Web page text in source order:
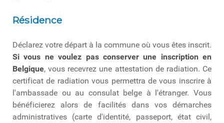
Résidence
Déclarez votre départ à la commune où vous êtes inscrit.
Si vous ne voulez pas conserver une inscription en
Belgique, vous recevrez une attestation de radiation. Ce
certificat de radiation vous permettra de vous inscrire à
l'ambassade ou au consulat belge à l'étranger. Vous
bénéficierez alors de facilités dans vos démarches
administratives (carte d'identité, passeport, état civil,